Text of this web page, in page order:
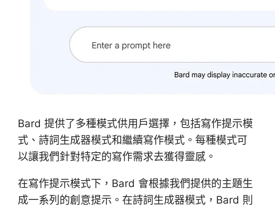
Bard 提供了多種模式供用戶選擇，包括寫作提示模
式、詩詞生成器模式和繼續寫作模式。每種模式可
以讓我們針對特定的寫作需求去獲得靈感。
在寫作提示模式下，Bard 會根據我們提供的主題生
成一系列的創意提示。在詩詞生成器模式，Bard 則